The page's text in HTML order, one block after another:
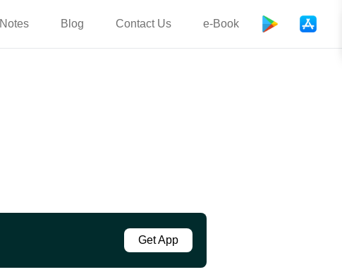
Notes Blog Contact Us e-Book
Get App